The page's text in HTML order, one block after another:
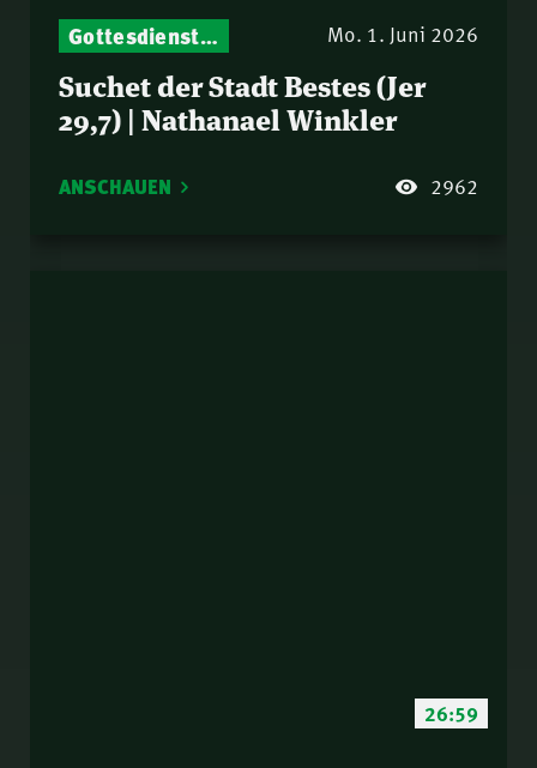
Gottesdienst-Botschaften – Jeden Sonntag neu: Aktuelle Predigten vom Mitternachtsruf Mo. 1. Juni 2026
Suchet der Stadt Bestes (Jer
29,7) | Nathanael Winkler
ANSCHAUEN 2962
26:59